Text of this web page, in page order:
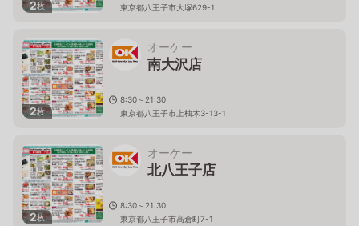
2枚 東京都八王子市大塚629-1
2枚
オーケー
南大沢店
8:30～21:30
東京都八王子市上柚木3-13-1
2枚
オーケー
北八王子店
8:30～21:30
東京都八王子市高倉町7-1